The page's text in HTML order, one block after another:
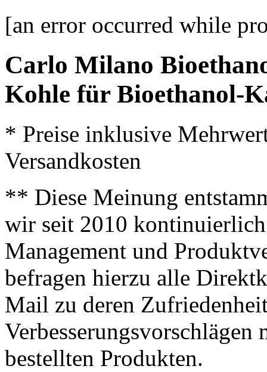
[an error occurred while
Carlo Milano
Kohle für Bioethanol-
* Preise inklusive
Versandkosten
** Diese Meinung
wir seit 2010
Management und
befragen hierzu alle
Mail zu deren
bestellten Produkten.